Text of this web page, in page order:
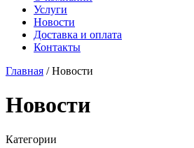
Услуги
Новости
Доставка и оплата
Контакты
Главная /Новости
Новости
Категории